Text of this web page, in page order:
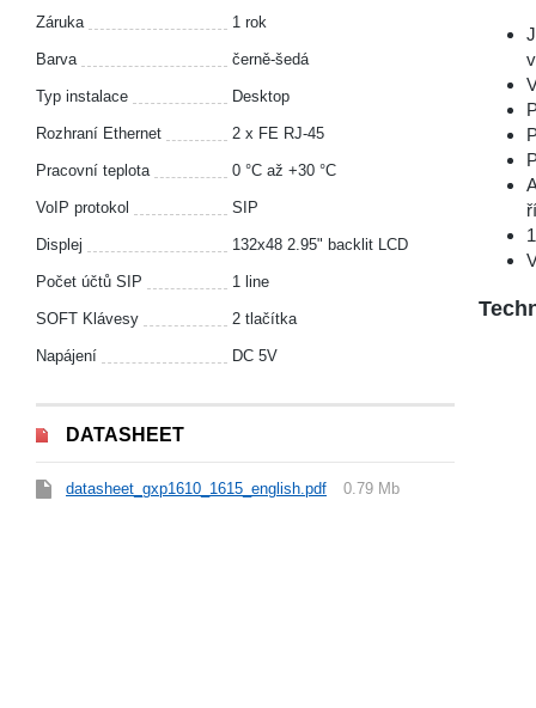
Záruka 1 rok
Barva černě-šedá
Typ instalace Desktop
Rozhraní Ethernet 2 x FE RJ-45
Pracovní teplota 0 °С až +30 °С
VoIP protokol SIP
Displej 132x48 2.95" backlit LCD
Počet účtů SIP 1 line
SOFT Klávesy 2 tlačítka
Napájení DC 5V
DATASHEET
datasheet_gxp1610_1615_english.pdf 0.79 Mb